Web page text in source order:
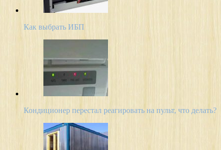
Как выбрать ИБП
Кондиционер перестал реагировать на пульт, что делать?